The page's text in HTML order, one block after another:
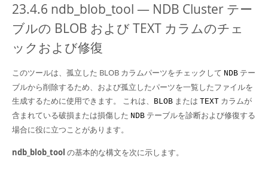
Connectors
More
MySQL.com
Downloads
Developer Zone
23.4.6 ndb_blob_tool — NDB Cluster テー
ブルの BLOB および TEXT カラムのチェ
ックおよび修復
このツールは、孤立した BLOB カラムパーツをチェックして NDB テー
ブルから削除するため、および孤立したパーツを一覧したファイルを
生成するために使用できます。 これは、
BLOB または TEXT カラムが
含まれている破損または損傷した NDB テーブルを診断および修復する
場合に役に立つことがあります。
ndb_blob_tool の基本的な構文を次に示します。